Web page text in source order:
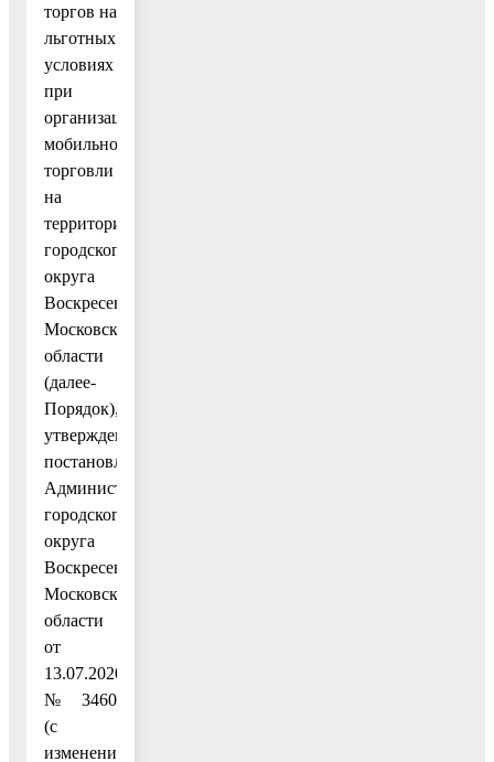
торгов на
льготных
условиях
при
организации
мобильной
торговли
на
территории
городского
округа
Воскресенск
Московской
области
(далее-
Порядок),
утвержденный
постановлением
Администрации
городского
округа
Воскресенск
Московской
области
от
13.07.2020
№ 3460
(с
изменениями